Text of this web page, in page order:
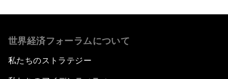
世界経済フォーラムについて
私たちのストラテジー